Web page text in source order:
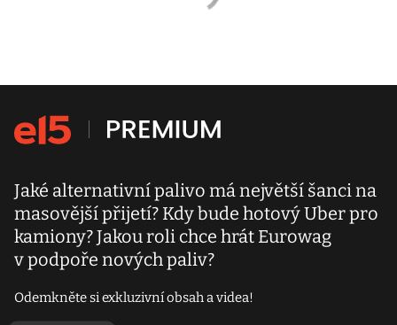
Jaké alternativní palivo má největší šanci na
masovější přijetí? Kdy bude hotový Uber pro
kamiony? Jakou roli chce hrát Eurowag
v podpoře nových paliv?
Odemkněte si exkluzivní obsah a videa!